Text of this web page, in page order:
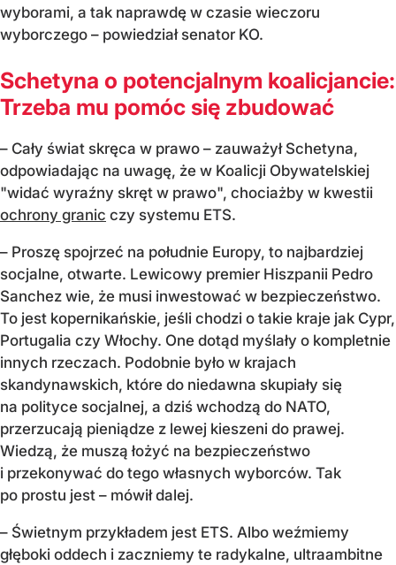
wyborami, a tak naprawdę w czasie wieczoru
wyborczego – powiedział senator KO.
Schetyna o potencjalnym koalicjancie:
Trzeba mu pomóc się zbudować
– Cały świat skręca w prawo – zauważył Schetyna,
odpowiadając na uwagę, że w Koalicji Obywatelskiej
"widać wyraźny skręt w prawo", chociażby w kwestii
ochrony granic czy systemu ETS.
– Proszę spojrzeć na południe Europy, to najbardziej
socjalne, otwarte. Lewicowy premier Hiszpanii Pedro
Sanchez wie, że musi inwestować w bezpieczeństwo.
To jest kopernikańskie, jeśli chodzi o takie kraje jak Cypr,
Portugalia czy Włochy. One dotąd myślały o kompletnie
innych rzeczach. Podobnie było w krajach
skandynawskich, które do niedawna skupiały się
na polityce socjalnej, a dziś wchodzą do NATO,
przerzucają pieniądze z lewej kieszeni do prawej.
Wiedzą, że muszą łożyć na bezpieczeństwo
i przekonywać do tego własnych wyborców. Tak
po prostu jest – mówił dalej.
– Świetnym przykładem jest ETS. Albo weźmiemy
głęboki oddech i zaczniemy te radykalne, ultraambitne